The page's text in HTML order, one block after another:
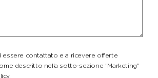
essere contattato e a ricevere offerte
descritto nella sotto-sezione "Marketing"